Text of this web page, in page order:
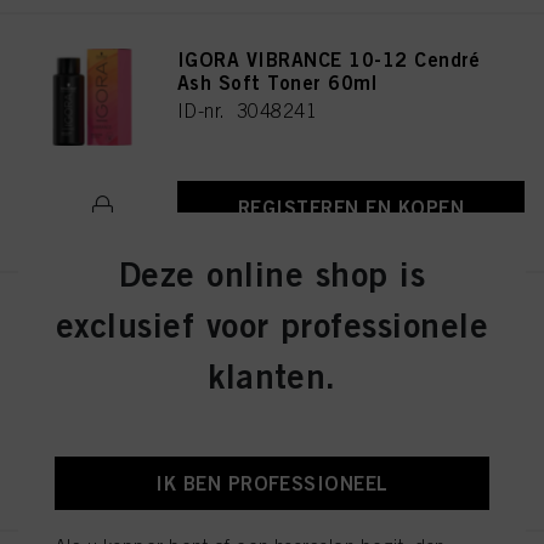
IGORA VIBRANCE 10-12 Cendré
Ash Soft Toner 60ml
ID-nr. 3048241
REGISTEREN EN KOPEN
IGORA VIBRANCE 4-13 Medium
Brown Cendré Matte 60ml
ID-nr. 3048290
Deze online shop is
exclusief voor professionele
klanten.
IK BEN PROFESSIONEEL